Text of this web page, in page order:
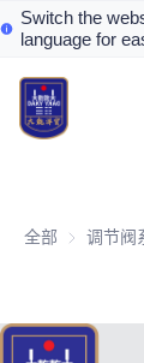
Switch the
language for
全部 调节阀
Home
Valve